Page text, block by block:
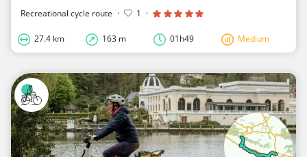
Recreational cycle route · 1 ·
27.4 km 163 m 01h49 Medium